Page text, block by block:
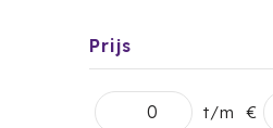
Prijs
t/m €